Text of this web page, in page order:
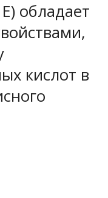
обладает
кислот в